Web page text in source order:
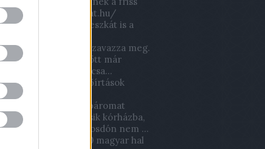
:) www.ujsagomat.hu/
18:04
Már a wc deszkát is a
A kucsák kisbetűvel szavazza meg.
gyerekotthon mögött már
a halomit ez a félrecsa...
19:51
Óriási erdőírtások
Mikor pár éve a páromat
kontrollra egy másik kórházba,
a mosdóba, de mosdón nem ...
Évente 700 magyar hal